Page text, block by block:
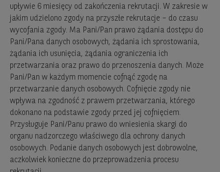
upływie 6 miesięcy od zakończenia rekrutacji. W zakresie w
jakim udzielono zgody na przyszłe rekrutacje – do czasu
wycofania zgody. Ma Pani/Pan prawo żądania dostępu do
Pani/Pana danych osobowych, żądania ich sprostowania,
żądania ich usunięcia, żądania ograniczenia ich
przetwarzania oraz prawo do przenoszenia danych. Może
Pani/Pan w każdym momencie cofnąć zgodę na
przetwarzanie danych osobowych. Cofnięcie zgody nie
wpływa na zgodność z prawem przetwarzania, którego
dokonano na podstawie zgody przed jej cofnięciem.
Przysługuje Pani/Panu prawo do wniesienia skargi do
organu nadzorczego właściwego dla ochrony danych
osobowych. Podanie danych osobowych jest dobrowolne,
aczkolwiek konieczne do przeprowadzenia procesu